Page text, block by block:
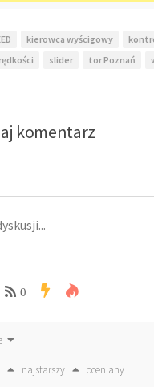
kierowca wyścigowy
slider tor Poznań
komentarz
0
najstarszy oceniany